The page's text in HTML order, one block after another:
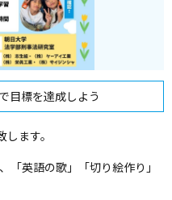
目標を達成しよう
ます。
「英語の歌」「切り絵作り」